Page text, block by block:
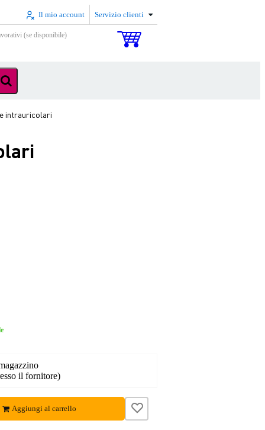
Il mio account Servizio clienti
(se disponibile)
intrauricolari
il fornitore)
Aggiungi al carrello